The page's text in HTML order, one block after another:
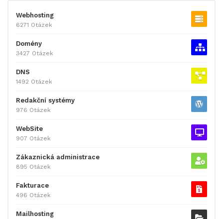
Webhosting
6271 Otázek
Domény
3427 Otázek
DNS
1492 Otázek
Redakční systémy
976 Otázek
WebSite
907 Otázek
Zákaznická administrace
895 Otázek
Fakturace
496 Otázek
Mailhosting